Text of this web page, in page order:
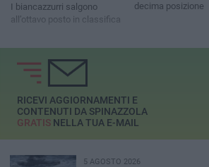
I biancazzurri salgono
all’ottavo posto in classifica
decima posizione
RICEVI AGGIORNAMENTI E
CONTENUTI DA SPINAZZOLA
GRATISNELLA TUA E-MAIL
5 AGOSTO 2026